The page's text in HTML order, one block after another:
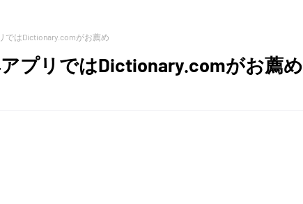
ではDictionary.comがお薦め
プリではDictionary.comがお薦め